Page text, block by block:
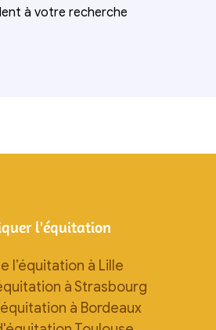
à votre recherche
l'équitation
l’équitation à Lille
à Strasbourg
à Bordeaux